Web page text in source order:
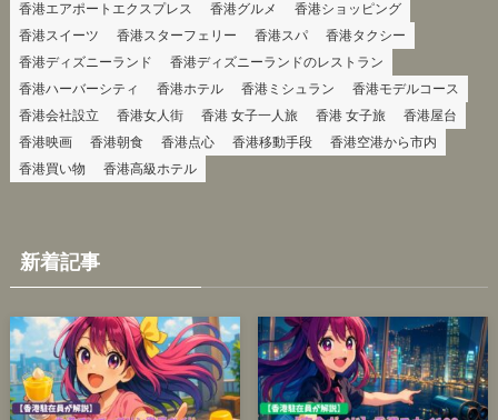
香港エアポートエクスプレス
香港グルメ
香港ショッピング
香港スイーツ
香港スターフェリー 香港スパ
香港タクシー
香港ディズニーランド
香港ディズニーランドのレストラン
香港ハーバーシティ
香港ホテル 香港ミシュラン
香港モデルコース
香港会社設立
香港女人街 香港 女子一人旅 香港 女子旅
香港屋台
香港映画
香港朝食 香港点心 香港移動手段
香港空港から市内
香港買い物
香港高級ホテル
新着記事